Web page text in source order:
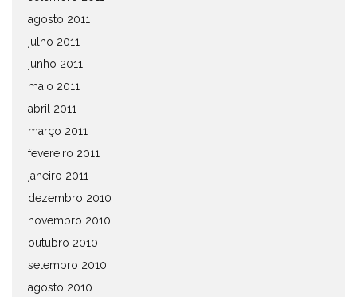
agosto 2011
julho 2011
junho 2011
maio 2011
abril 2011
março 2011
fevereiro 2011
janeiro 2011
dezembro 2010
novembro 2010
outubro 2010
setembro 2010
agosto 2010